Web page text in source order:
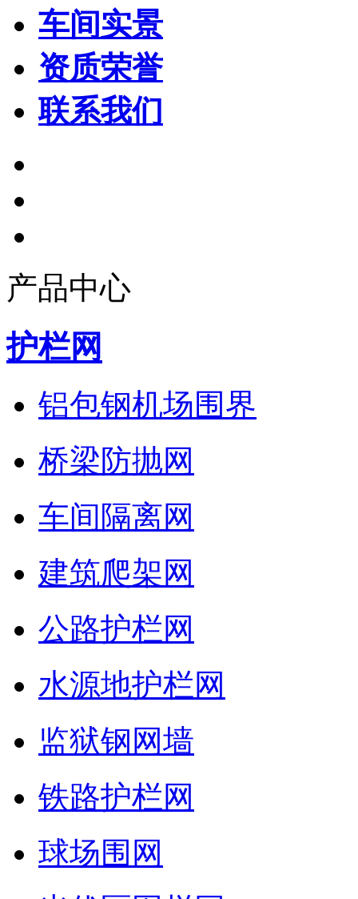
车间实景
资质荣誉
联系我们
产品中心
护栏网
铝包钢机场围界
桥梁防抛网
车间隔离网
建筑爬架网
公路护栏网
水源地护栏网
监狱钢网墙
铁路护栏网
球场围网